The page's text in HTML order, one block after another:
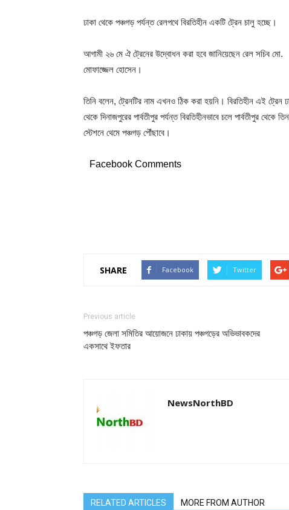
ঢাকা থেকে পঞ্চগড় পর্যন্ত রেলপথে বিরতিহীন একটি ট্রেন চালু হচ্ছে।
আগামী ২৬ মে ঐ ট্রেনের উদ্বোধন করা হবে জানিয়েছেন রেল সচিব মো.
মোফাজ্জেল হোসেন।
তিনি বলেন, ট্রেনটির নাম এখনও ঠিক করা হয়নি। বিরতিহীন এই ট্রেন
থেকে দিনাজপুরের পার্বতীপুর পর্যন্ত বিরতিহীনভাবে চলে পার্বতীপুর থেকে
স্টেশনে থেমে পঞ্চগড় পৌঁছাবে।
Facebook Comments
SHARE Facebook Twitter
Previous article
পঞ্চগড় জেলা সমিতির আয়োজনে ঢাকায় পঞ্চগড়ের অভিভাবকদের
একসাথে ইফতার
NewsNorthBD
RELATED ARTICLES MORE FROM AUTHOR